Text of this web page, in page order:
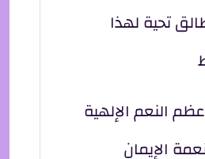
تحية لهذا
النعم الإلهية
الإيمان